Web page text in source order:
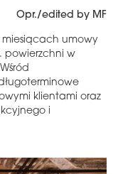
Opr./edited by MF
miesiącach umowy
powierzchni w
klientami oraz
i